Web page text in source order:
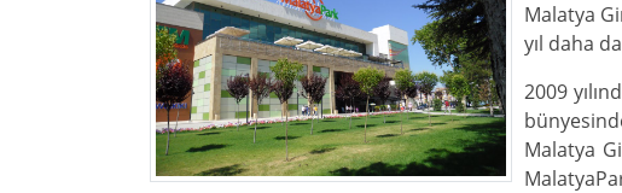
Malatya
yıl daha
2009
Malatya